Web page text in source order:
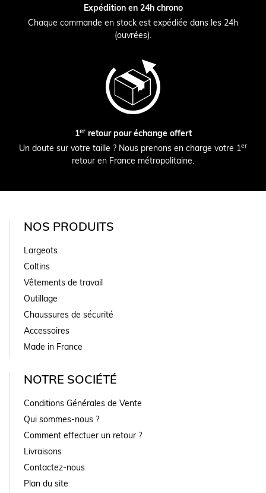
Expédition en 24h chrono
Chaque commande en stock est expédiée dans les 24h
(ouvrées).
1erretour pour échange offert
Un doute sur votre taille ? Nous prenons en charge votre 1er
retour en France métropolitaine.
NOS PRODUITS
Largeots
Coltins
Vêtements de travail
Outillage
Chaussures de sécurité
Accessoires
Made in France
NOTRE SOCIÉTÉ
Conditions Générales de Vente
Qui sommes-nous ?
Comment effectuer un retour ?
Livraisons
Contactez-nous
Plan du site